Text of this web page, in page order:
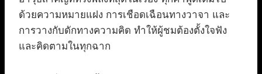
ด้วยความหมายแฝง การเชือดเฉือนทางวาจา และ
การวางกับดักทางความคิด ทำให้ผู้ชมต้องตั้งใจฟัง
และคิดตามในทุกฉาก